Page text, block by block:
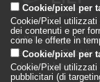
LILT - Lega
è un Ente
della Salute
Cookie/pixel per
Cookie/Pixel utilizzati
dei contenuti e per
come le offerte in
Cookie/pixel per
Cookie/Pixel utilizzati
pubblicitari (di